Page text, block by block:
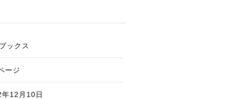
ックス
ージ
12月10日